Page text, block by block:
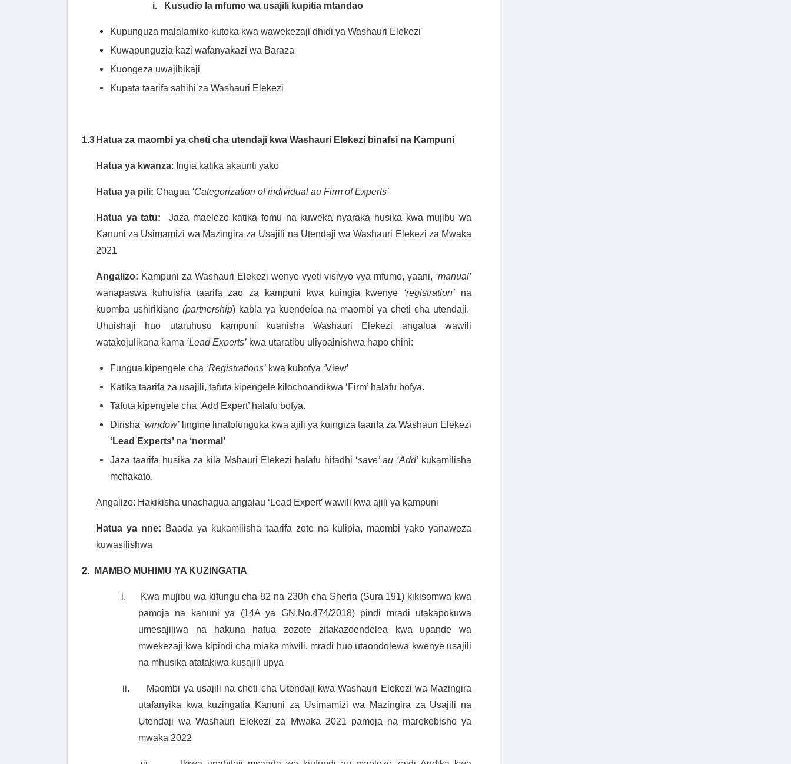
i. Kusudio la mfumo wa usajili kupitia mtandao
Kupunguza malalamiko kutoka kwa wawekezaji dhidi ya Washauri Elekezi
Kuwapunguzia kazi wafanyakazi wa Baraza
Kuongeza uwajibikaji
Kupata taarifa sahihi za Washauri Elekezi
1.3 Hatua za maombi ya cheti cha utendaji kwa Washauri Elekezi binafsi na Kampuni
Hatua ya kwanza: Ingia katika akaunti yako
Hatua ya pili: Chagua ‘Categorization of individual au Firm of Experts’
Hatua ya tatu:
Jaza maelezo katika fomu na kuweka nyaraka husika kwa mujibu wa
Kanuni za Usimamizi wa Mazingira za Usajili na Utendaji wa Washauri Elekezi za Mwaka
2021
Angalizo: Kampuni za Washauri Elekezi wenye vyeti visivyo vya mfumo, yaani, ‘manual’
wanapaswa kuhuisha taarifa zao za kampuni kwa kuingia kwenye ‘registration’ na
kuomba ushirikiano (partnership) kabla ya kuendelea na maombi ya cheti cha utendaji.
Uhuishaji huo utaruhusu kampuni kuanisha Washauri Elekezi angalua wawili
watakojulikana kama ‘Lead Experts’ kwa utaratibu uliyoainishwa hapo chini:
Fungua kipengele cha ‘Registrations’ kwa kubofya ‘View’
Katika taarifa za usajili, tafuta kipengele kilochoandikwa ‘Firm’ halafu bofya.
Tafuta kipengele cha ‘Add Expert’ halafu bofya.
Dirisha ‘window’ lingine linatofunguka kwa ajili ya kuingiza taarifa za Washauri Elekezi
‘Lead Experts’ na ‘normal’
Jaza taarifa husika za kila Mshauri Elekezi halafu hifadhi ‘save’ au ‘Add’kukamilisha
mchakato.
Angalizo: Hakikisha unachagua angalau ‘Lead Expert’ wawili kwa ajili ya kampuni
Hatua ya nne: Baada ya kukamilisha taarifa zote na kulipia, maombi yako yanaweza
kuwasilishwa
2. MAMBO MUHIMU YA KUZINGATIA
i.
Kwa mujibu wa kifungu cha 82 na 230h cha Sheria (Sura 191) kikisomwa kwa
pamoja na kanuni ya (14A ya GN.No.474/2018) pindi mradi utakapokuwa
umesajiliwa na hakuna hatua zozote zitakazoendelea kwa upande wa
mwekezaji kwa kipindi cha miaka miwili, mradi huo utaondolewa kwenye usajili
na mhusika atatakiwa kusajili upya
ii.
Maombi ya usajili na cheti cha Utendaji kwa Washauri Elekezi wa Mazingira
utafanyika kwa kuzingatia Kanuni za Usimamizi wa Mazingira za Usajili na
Utendaji wa Washauri Elekezi za Mwaka 2021 pamoja na marekebisho ya
mwaka 2022